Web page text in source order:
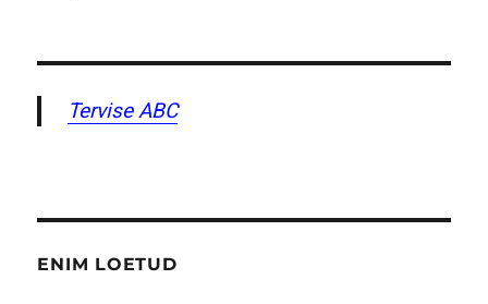
Tervise ABC
ENIM LOETUD